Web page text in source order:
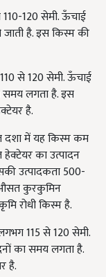
120 सेमी. ऊँचाई
है. इस किस्म की
से 120 सेमी. ऊँचाई
समय लगता है. इस
है.
दशा में यह किस्म कम
हेक्टेयर का उत्पादन
उत्पादकता 500-
औसत कुरकुमिन
रोधी किस्म है.
115 से 120 सेमी.
का समय लगता है.
है.